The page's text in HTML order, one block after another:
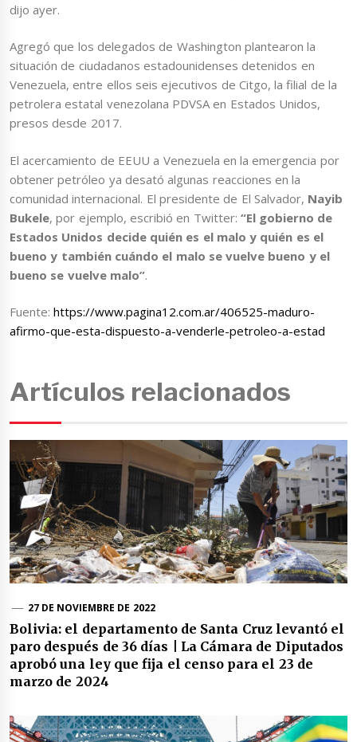
dijo ayer.
Agregó que los delegados de Washington plantearon la
situación de ciudadanos estadounidenses detenidos en
Venezuela, entre ellos seis ejecutivos de Citgo, la filial de la
petrolera estatal venezolana PDVSA en Estados Unidos,
presos desde 2017.
El acercamiento de EEUU a Venezuela en la emergencia por
obtener petróleo ya desató algunas reacciones en la
comunidad internacional. El presidente de El Salvador, Nayib
Bukele, por ejemplo, escribió en Twitter: “El gobierno de
Estados Unidos decide quién es el malo y quién es el
bueno y también cuándo el malo se vuelve bueno y el
bueno se vuelve malo”.
Fuente:https://www.pagina12.com.ar/406525-maduro-
afirmo-que-esta-dispuesto-a-venderle-petroleo-a-estad
Artículos relacionados
27 DE NOVIEMBRE DE 2022
Bolivia: el departamento de Santa Cruz levantó el
paro después de 36 días | La Cámara de Diputados
aprobó una ley que fija el censo para el 23 de
marzo de 2024